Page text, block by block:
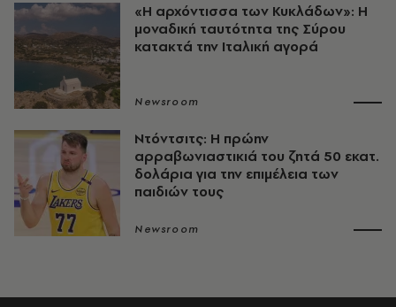
«Η αρχόντισσα των Κυκλάδων»: Η
μοναδική ταυτότητα της Σύρου
κατακτά την Ιταλική αγορά
Newsroom
Ντόντσιτς: Η πρώην
αρραβωνιαστικιά του ζητά 50 εκατ.
δολάρια για την επιμέλεια των
παιδιών τους
Newsroom